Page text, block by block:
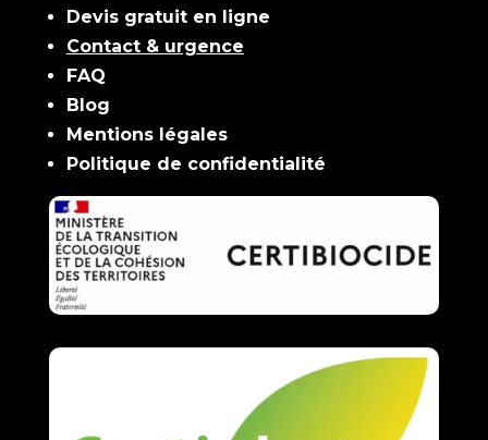
Devis gratuit en ligne
Contact & urgence
FAQ
Blog
Mentions légales
Politique de confidentialité